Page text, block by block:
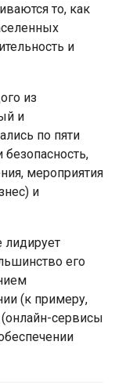
то, как
и
из
и
по пяти
мероприятия
и
лидирует
его
(к примеру,
сервисы